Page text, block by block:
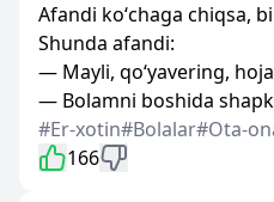
Afandi koʻchaga chiqsa,
Shunda afandi:
— Mayli, qoʻyavering,
— Bolamni boshida
#Er-xotin#Bolalar#Ota-
166